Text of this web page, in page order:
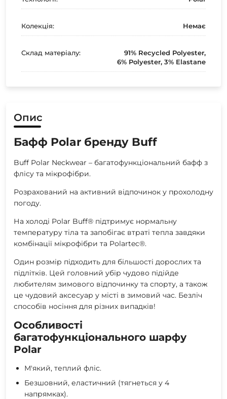
Колекція: Немає
Склад матеріалу:
91% Recycled Polyester,
6% Polyester, 3% Elastane
Опис
Бафф Polar бренду Buff
Buff Polar Neckwear – багатофункціональний бафф з
флісу та мікрофібри.
Розрахований на активний відпочинок у прохолодну
погоду.
На холоді Polar Buff® підтримує нормальну
температуру тіла та запобігає втраті тепла завдяки
комбінації мікрофібри та Polartec®.
Один розмір підходить для більшості дорослих та
підлітків. Цей головний убір чудово підійде
любителям зимового відпочинку та спорту, а також
це чудовий аксесуар у місті в зимовий час. Безліч
способів носіння для різних випадків!
Особливості
багатофункціонального шарфу
Polar
М'який, теплий фліс.
Безшовний, еластичний (тягнеться у 4
напрямках).